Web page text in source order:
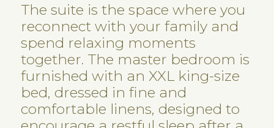
The suite is the space where you
reconnect with your family and
spend relaxing moments
together. The master bedroom is
furnished with an XXL king-size
bed, dressed in fine and
comfortable linens, designed to